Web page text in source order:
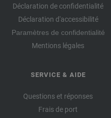
Déclaration de confidentialité
Déclaration d'accessibilité
Paramètres de confidentialité
Mentions légales
SERVICE & AIDE
Questions et réponses
Frais de port